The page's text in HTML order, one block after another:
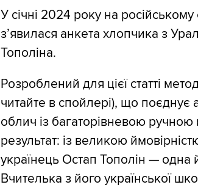
У січні 2024 року на
зʼявилася анкета хлопчика з
Тополіна.
Розроблений для цієї статті
читайте в спойлері), що поєднує
облич із багаторівневою ручною
результат: із великою
українець Остап Тополін — одна
Вчителька з його української